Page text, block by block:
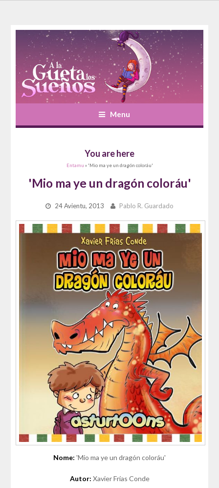
Menu
You are here
Entamu » 'Mio ma ye un dragón coloráu'
'Mio ma ye un dragón coloráu'
24 Avientu, 2013 Pablo R. Guardado
Nome: 'Mio ma ye un dragón coloráu'
Autor: Xavier Frías Conde